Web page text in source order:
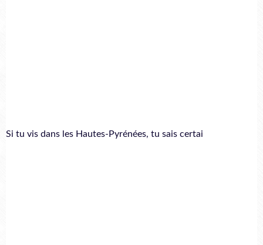
Si tu vis dans les Hautes-Pyrénées, tu sais certai